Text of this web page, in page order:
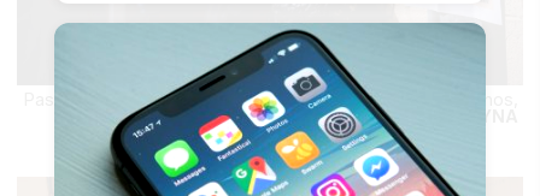
Pasadas las diez de la noche comenzaron a reunirse vecinos,
con carteles anunciadores muy cerca.